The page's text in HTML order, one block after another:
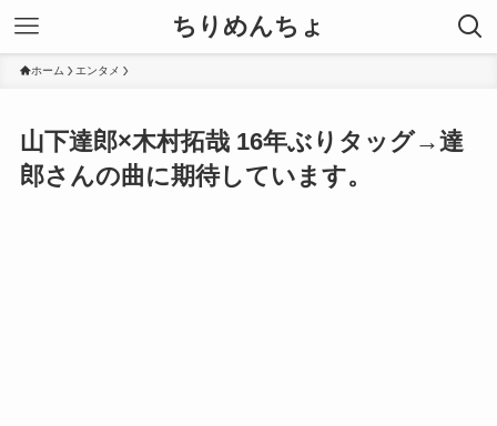
ちりめんちょ
ホーム エンタメ
山下達郎×木村拓哉 16年ぶりタッグ→達
郎さんの曲に期待しています。